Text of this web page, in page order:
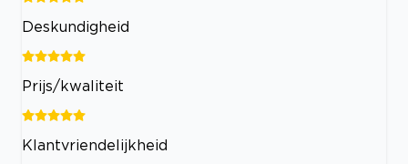
Deskundigheid
Prijs/kwaliteit
Klantvriendelijkheid